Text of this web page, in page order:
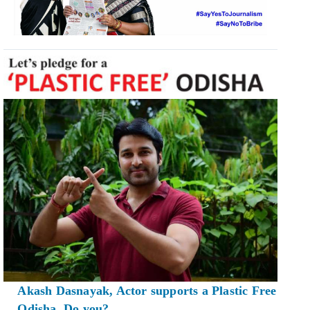
Akash Dasnayak, Actor supports a Plastic Free